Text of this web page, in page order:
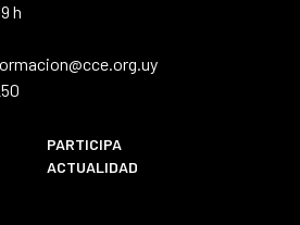
h
PARTICIPA
ACTUALIDAD